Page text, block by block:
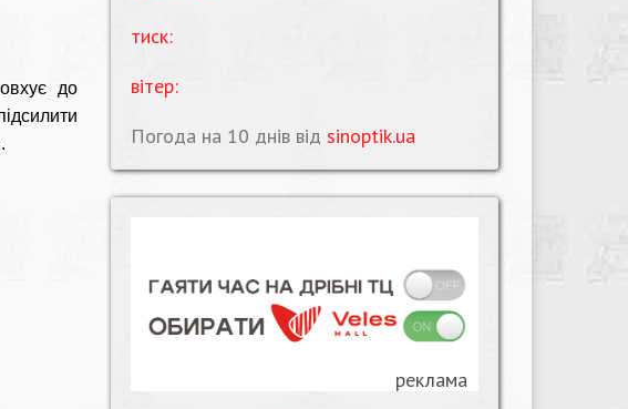
до
тиск:
вітер:
Погода на 10 днів від sinoptik.ua